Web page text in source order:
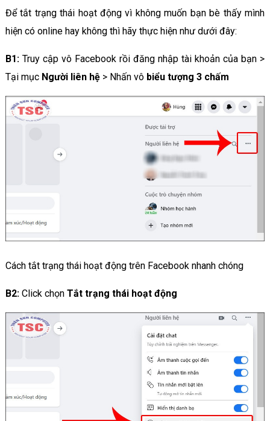
Để tắt trạng thái hoạt động vì không muốn bạn bè thấy mình
hiện có online hay không thì hãy thực hiện như dưới đây:
B1:Truy cập vô Facebook rồi đăng nhập tài khoản của bạn >
Tại mục Người liên hệ> Nhấn vôbiểu tượng 3 chấm
Cách tắt trạng thái hoạt động trên Facebook nhanh chóng
B2:Click chọn Tắt trạng thái hoạt động